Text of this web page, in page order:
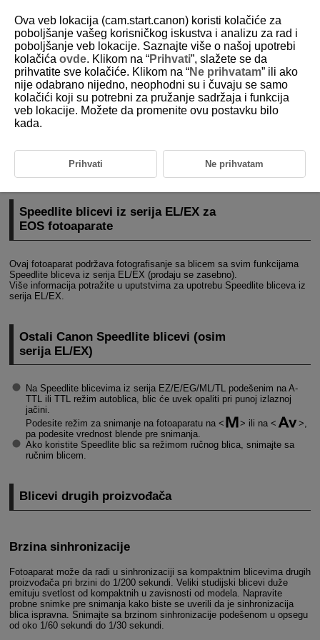
D101-060
Snimanje sa Speedlite blicevima
Speedlite blicevi iz serija EL/EX za EOS fotoaparate
Ostali Canon Speedlite blicevi (osim serija EL/EX)
Speedlite blicevi iz serija EL/EX za
EOS fotoaparate
Ovaj fotoaparat podržava fotografisanje sa blicem sa svim funkcijama
Speedlite bliceva iz serija EL/EX (prodaju se zasebno).
Više informacija potražite u uputstvima za upotrebu Speedlite bliceva iz
serija EL/EX.
Ostali Canon Speedlite blicevi (osim
serija EL/EX)
Na Speedlite blicevima iz serija EZ/E/EG/ML/TL podešenim na A-
TTL ili TTL režim autoblica, blic će uvek opaliti pri punoj izlaznoj
jačini.
Podesite režim za snimanje na fotoaparatu na
ili na
,
pa podesite vrednost blende pre snimanja.
Ako koristite Speedlite blic sa režimom ručnog blica, snimajte sa
ručnim blicem.
Blicevi drugih proizvođača
Brzina sinhronizacije
Fotoaparat može da radi u sinhronizaciji sa kompaktnim blicevima drugih
proizvođača pri brzini do 1/200 sekundi. Veliki studijski blicevi duže
emituju svetlost od kompaktnih u zavisnosti od modela. Napravite
probne snimke pre snimanja kako biste se uverili da je sinhronizacija
blica ispravna. Snimajte sa brzinom sinhronizacije podešenom u opsegu
od oko 1/60 sekundi do 1/30 sekundi.
Ova veb lokacija (cam.start.canon) koristi kolačiće za
poboljšanje vašeg korisničkog iskustva i analizu za rad i
poboljšanje veb lokacije. Saznajte više o našoj upotrebi
kolačića ovde. Klikom na “Prihvati”, slažete se da
prihvatite sve kolačiće. Klikom na “Ne prihvatam” ili ako
nije odabrano nijedno, neophodni su i čuvaju se samo
kolačići koji su potrebni za pružanje sadržaja i funkcija
veb lokacije. Možete da promenite ovu postavku bilo
kada.
Prihvati Ne prihvatam